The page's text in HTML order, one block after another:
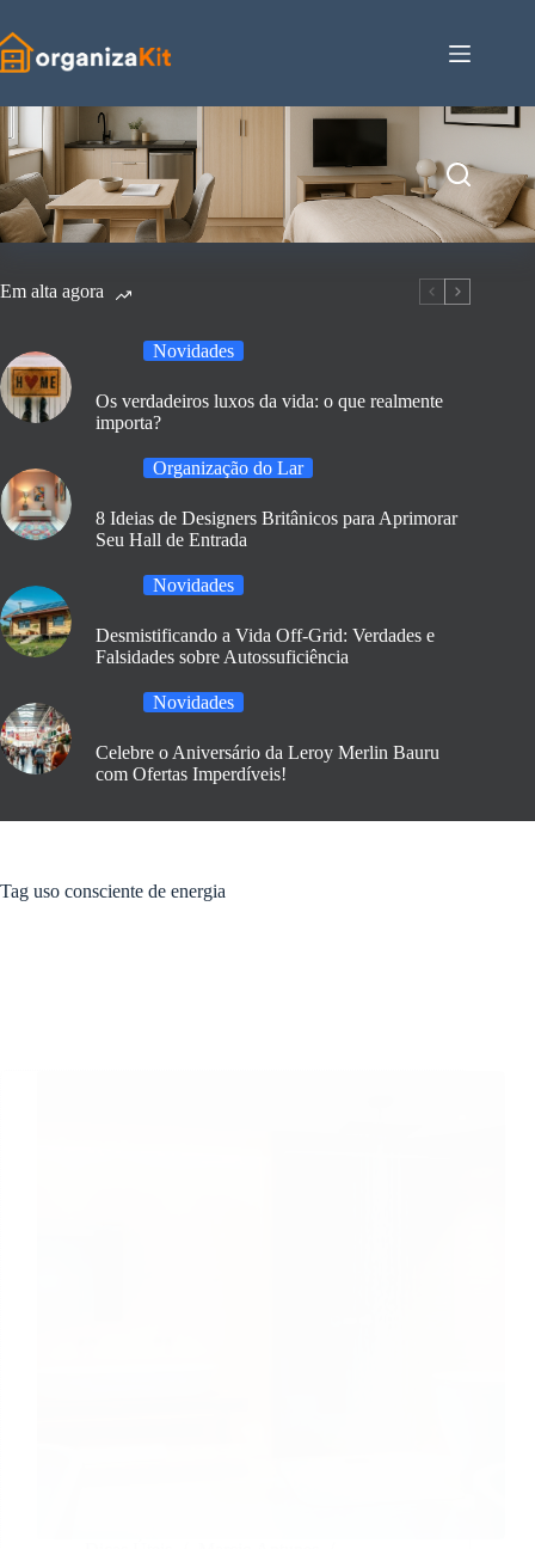
para
o
conteúdo
Em alta agora
Novidades
Os verdadeiros luxos da vida: o que realmente
importa?
Organização do Lar
8 Ideias de Designers Britânicos para Aprimorar
Seu Hall de Entrada
Novidades
Desmistificando a Vida Off-Grid: Verdades e
Falsidades sobre Autossuficiência
Novidades
Celebre o Aniversário da Leroy Merlin Bauru
com Ofertas Imperdíveis!
Tag uso consciente de energia